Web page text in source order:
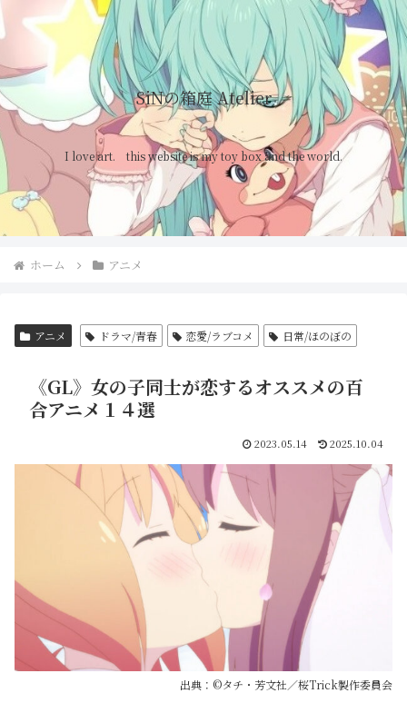
SiNの箱庭 Atelier
I love art. this website is my toy box and the world.
ホーム アニメ
アニメ ドラマ/青春 恋愛/ラブコメ 日常/ほのぼの
《GL》女の子同士が恋するオススメの百
合アニメ１４選
2023.05.14 2025.10.04
出典：©タチ・芳文社／桜Trick製作委員会